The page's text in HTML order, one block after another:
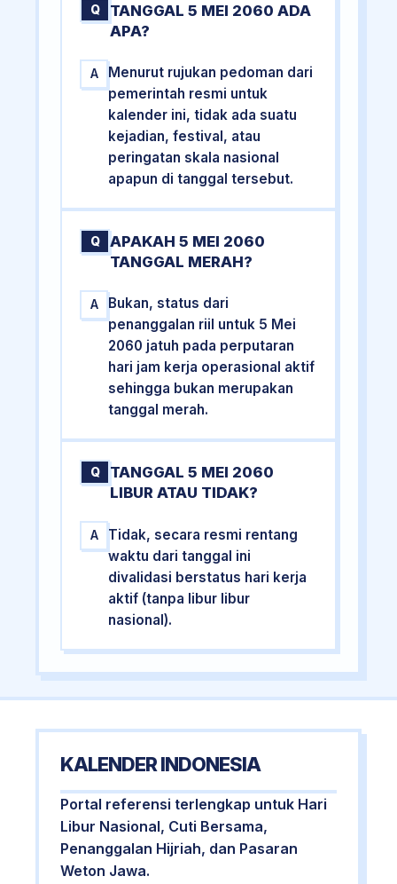
Q
TANGGAL 5 MEI 2060 ADA
APA?
A
Menurut rujukan pedoman dari
pemerintah resmi untuk
kalender ini, tidak ada suatu
kejadian, festival, atau
peringatan skala nasional
apapun di tanggal tersebut.
Q
APAKAH 5 MEI 2060
TANGGAL MERAH?
A
Bukan, status dari
penanggalan riil untuk 5 Mei
2060 jatuh pada perputaran
hari jam kerja operasional aktif
sehingga bukan merupakan
tanggal merah.
Q
TANGGAL 5 MEI 2060
LIBUR ATAU TIDAK?
A
Tidak, secara resmi rentang
waktu dari tanggal ini
divalidasi berstatus hari kerja
aktif (tanpa libur libur
nasional).
KALENDER INDONESIA
Portal referensi terlengkap untuk Hari
Libur Nasional, Cuti Bersama,
Penanggalan Hijriah, dan Pasaran
Weton Jawa.